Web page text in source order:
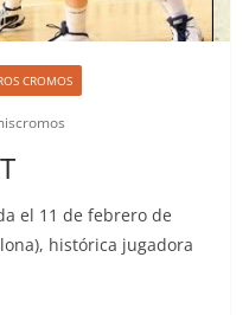
CROMOS
el 11 de febrero de
histórica jugadora